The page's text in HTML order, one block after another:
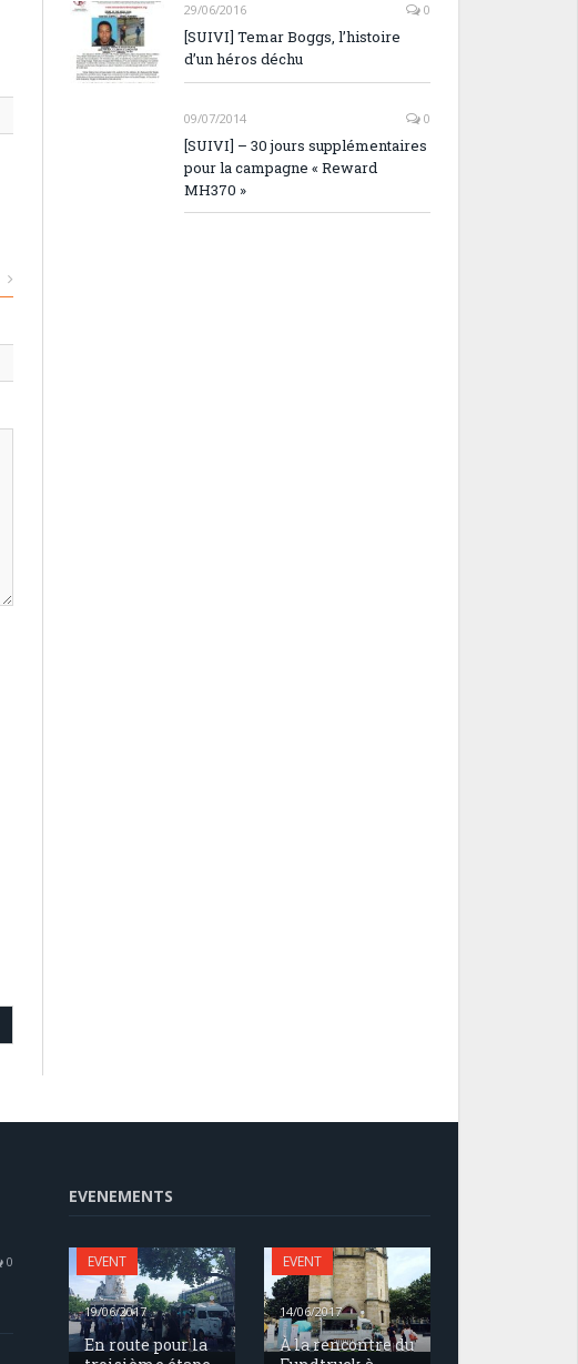
29/06/2016 0
[SUIVI] Temar Boggs, l’histoire
d’un héros déchu
09/07/2014 0
[SUIVI] – 30 jours supplémentaires
pour la campagne « Reward
MH370 »
0
EVENEMENTS
EVENT
19/06/2017
En route pour la
EVENT
14/06/2017
À la rencontre du